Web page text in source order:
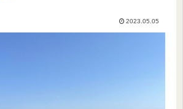
2023.05.05